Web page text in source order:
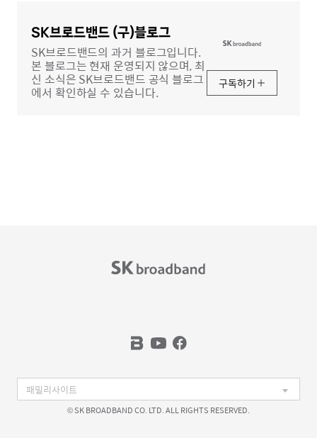
SK브로드밴드 (구)블로그
SK브로드밴드의 과거 블로그입니다.
본 블로그는 현재 운영되지 않으며, 최
신 소식은 SK브로드밴드 공식 블로그
에서 확인하실 수 있습니다.
구독하기
© SK BROADBAND CO. LTD. ALL RIGHTS RESERVED.